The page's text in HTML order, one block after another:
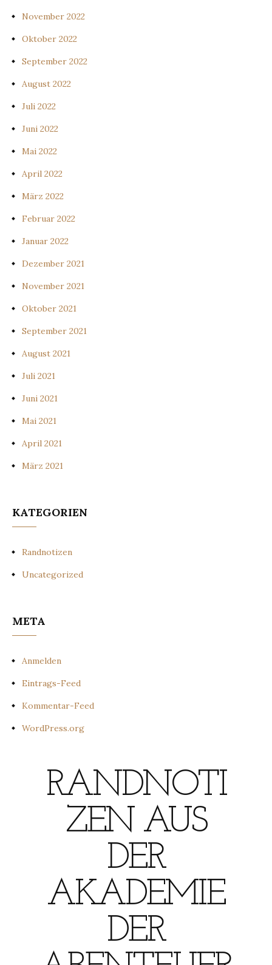
November 2022
Oktober 2022
September 2022
August 2022
Juli 2022
Juni 2022
Mai 2022
April 2022
März 2022
Februar 2022
Januar 2022
Dezember 2021
November 2021
Oktober 2021
September 2021
August 2021
Juli 2021
Juni 2021
Mai 2021
April 2021
März 2021
KATEGORIEN
Randnotizen
Uncategorized
META
Anmelden
Eintrags-Feed
Kommentar-Feed
WordPress.org
RANDNOTI
ZEN AUS
DER
AKADEMIE
DER